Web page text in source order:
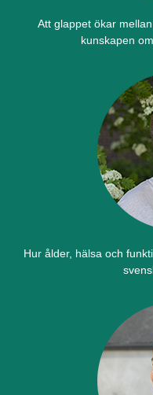
Att glappet ökar
kunskapen
Hur ålder, hälsa och